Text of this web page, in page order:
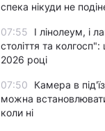
спека нікуди не
07:55
І лінолеум, і
століття та
2026 році
07:50
Камера в
можна
коли ні